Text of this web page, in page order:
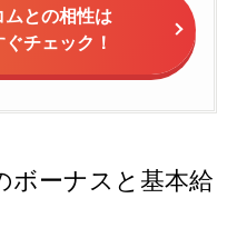
ムとの相性は
チェック！
ボーナスと基本給